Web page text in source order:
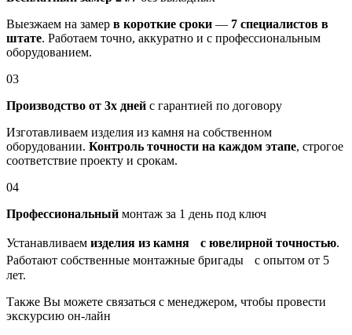
Выезжаем на замер в короткие сроки — 7 специалистов в
штате. Работаем точно, аккуратно и с профессиональным
оборудованием.
03
Производство от 3х дней с гарантией по договору
Изготавливаем изделия из камня на собственном
оборудовании. Контроль точности на каждом этапе, строгое
соответствие проекту и срокам.
04
Профессиональный монтаж за 1 день под ключ
Устанавливаем изделия из камня с ювелирной точностью.
Работают собственные монтажные бригады с опытом от 5
лет.
Также Вы можете связаться с менеджером, чтобы провести
экскурсию он-лайн